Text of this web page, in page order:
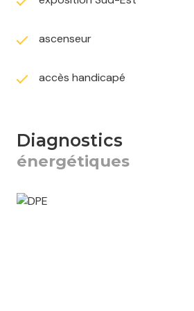
ascenseur
accès handicapé
diagnostics
énergétiques